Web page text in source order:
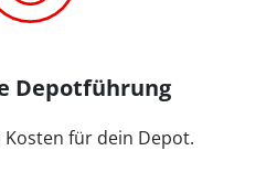
Depotführung
Kosten für dein Depot.